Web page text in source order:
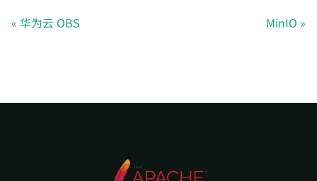
华为云 OBS MinIO